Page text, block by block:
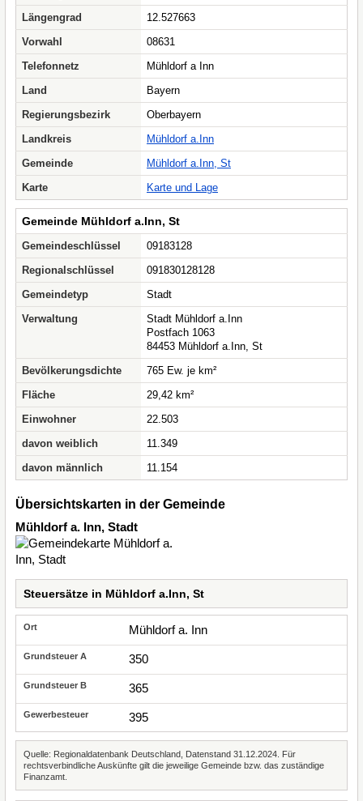
Längengrad
12.527663
Vorwahl
08631
Telefonnetz
Mühldorf a Inn
Land
Bayern
Regierungsbezirk
Oberbayern
Landkreis
Mühldorf a.Inn
Gemeinde
Mühldorf a.Inn, St
Karte
Karte und Lage
Gemeinde Mühldorf a.Inn, St
Gemeindeschlüssel
09183128
Regionalschlüssel
091830128128
Gemeindetyp
Stadt
Verwaltung
Stadt Mühldorf a.Inn
Postfach 1063
84453 Mühldorf a.Inn, St
Bevölkerungsdichte
765 Ew. je km²
Fläche
29,42 km²
Einwohner
22.503
davon weiblich
11.349
davon männlich
11.154
Übersichtskarten in der Gemeinde
Mühldorf a. Inn, Stadt
Steuersätze in Mühldorf a.Inn, St
Mühldorf a. Inn
350
365
395
Quelle: Regionaldatenbank Deutschland, Datenstand 31.12.2024. Für
rechtsverbindliche Auskünfte gilt die jeweilige Gemeinde bzw. das zuständige
Finanzamt.